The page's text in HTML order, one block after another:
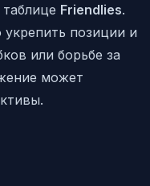
Friendlies.
позиции и
или борьбе за
может